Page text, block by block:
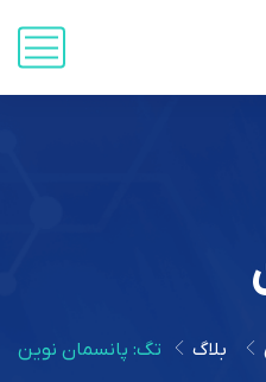
بلاگ تگ: پانسمان نوین